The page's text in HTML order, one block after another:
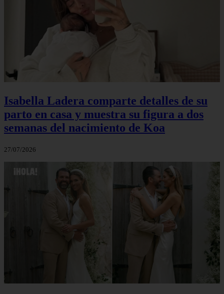
Isabella Ladera comparte detalles de su
parto en casa y muestra su figura a dos
semanas del nacimiento de Koa
27/07/2026